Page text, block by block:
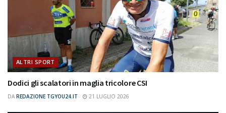
ALTRI SPORT
Dodici gli scalatori in maglia tricolore CSI
DA REDAZIONE TGYOU24.IT 21 LUGLIO 2026